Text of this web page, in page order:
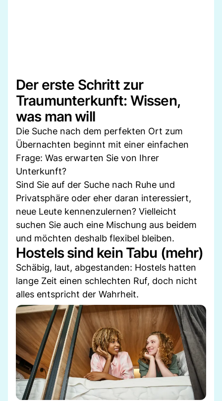
Der erste Schritt zur
Traumunterkunft: Wissen,
was man will
Die Suche nach dem perfekten Ort zum
Übernachten beginnt mit einer einfachen
Frage: Was erwarten Sie von Ihrer
Unterkunft?
Sind Sie auf der Suche nach Ruhe und
Privatsphäre oder eher daran interessiert,
neue Leute kennenzulernen? Vielleicht
suchen Sie auch eine Mischung aus beidem
und möchten deshalb flexibel bleiben.
Hostels sind kein Tabu (mehr)
Schäbig, laut, abgestanden: Hostels hatten
lange Zeit einen schlechten Ruf, doch nicht
alles entspricht der Wahrheit.